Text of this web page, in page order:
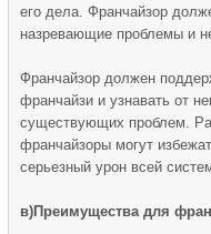
его дела. Франчайзор
назревающие проблемы и
Франчайзор должен
франчайзи и узнавать от
существующих проблем.
франчайзоры могут
серьезный урон всей
в)Преимущества для